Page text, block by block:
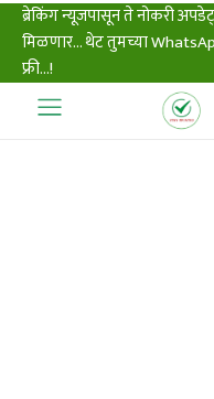
ब्रेकिंग न्यूजपासून ते नोकरी
मिळणार... थेट तुमच्या
फ्री...!